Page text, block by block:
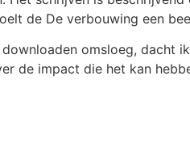
de De verbouwing een
omsloeg, dacht
de impact die het kan